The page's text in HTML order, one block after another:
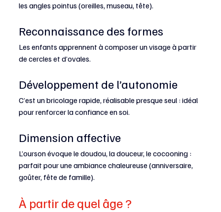
les angles pointus (oreilles, museau, tête).
Reconnaissance des formes
Les enfants apprennent à composer un visage à partir
de cercles et d’ovales.
Développement de l’autonomie
C’est un bricolage rapide, réalisable presque seul : idéal
pour renforcer la confiance en soi.
Dimension affective
L’ourson évoque le doudou, la douceur, le cocooning :
parfait pour une ambiance chaleureuse (anniversaire,
goûter, fête de famille).
À partir de quel âge ?